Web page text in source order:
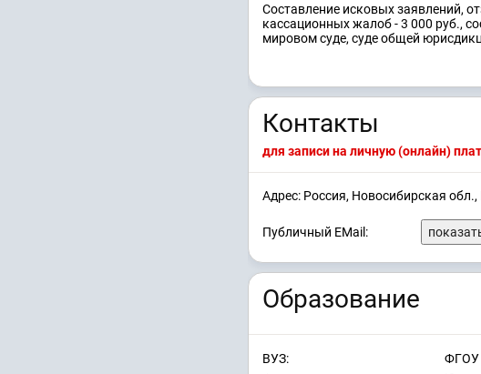
Составление исковых заявлений,
кассационных жалоб - 3 000 руб.,
мировом суде, суде общей
Контакты
для записи на личную (онлайн)
Адрес: Россия, Новосибирская
Публичный EMail:
Образование
ВУЗ:
ФГОУ